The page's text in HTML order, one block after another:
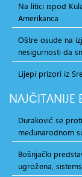
Na litici ispod
Amerikanca
Oštre osude na
nesigurnosti da
Lijepi prizori iz
NAJČITANIJE
Duraković se
međunarodnom
Bošnjački
ugrožena,